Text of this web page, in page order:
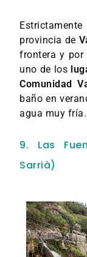
provincia de
frontera y por
uno de los
Comunidad
baño en
agua muy fría.
9. Las
Sarrià)